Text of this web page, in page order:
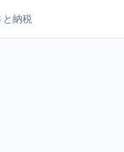
と納税